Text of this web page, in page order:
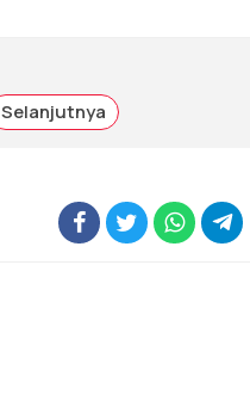
Selanjutnya